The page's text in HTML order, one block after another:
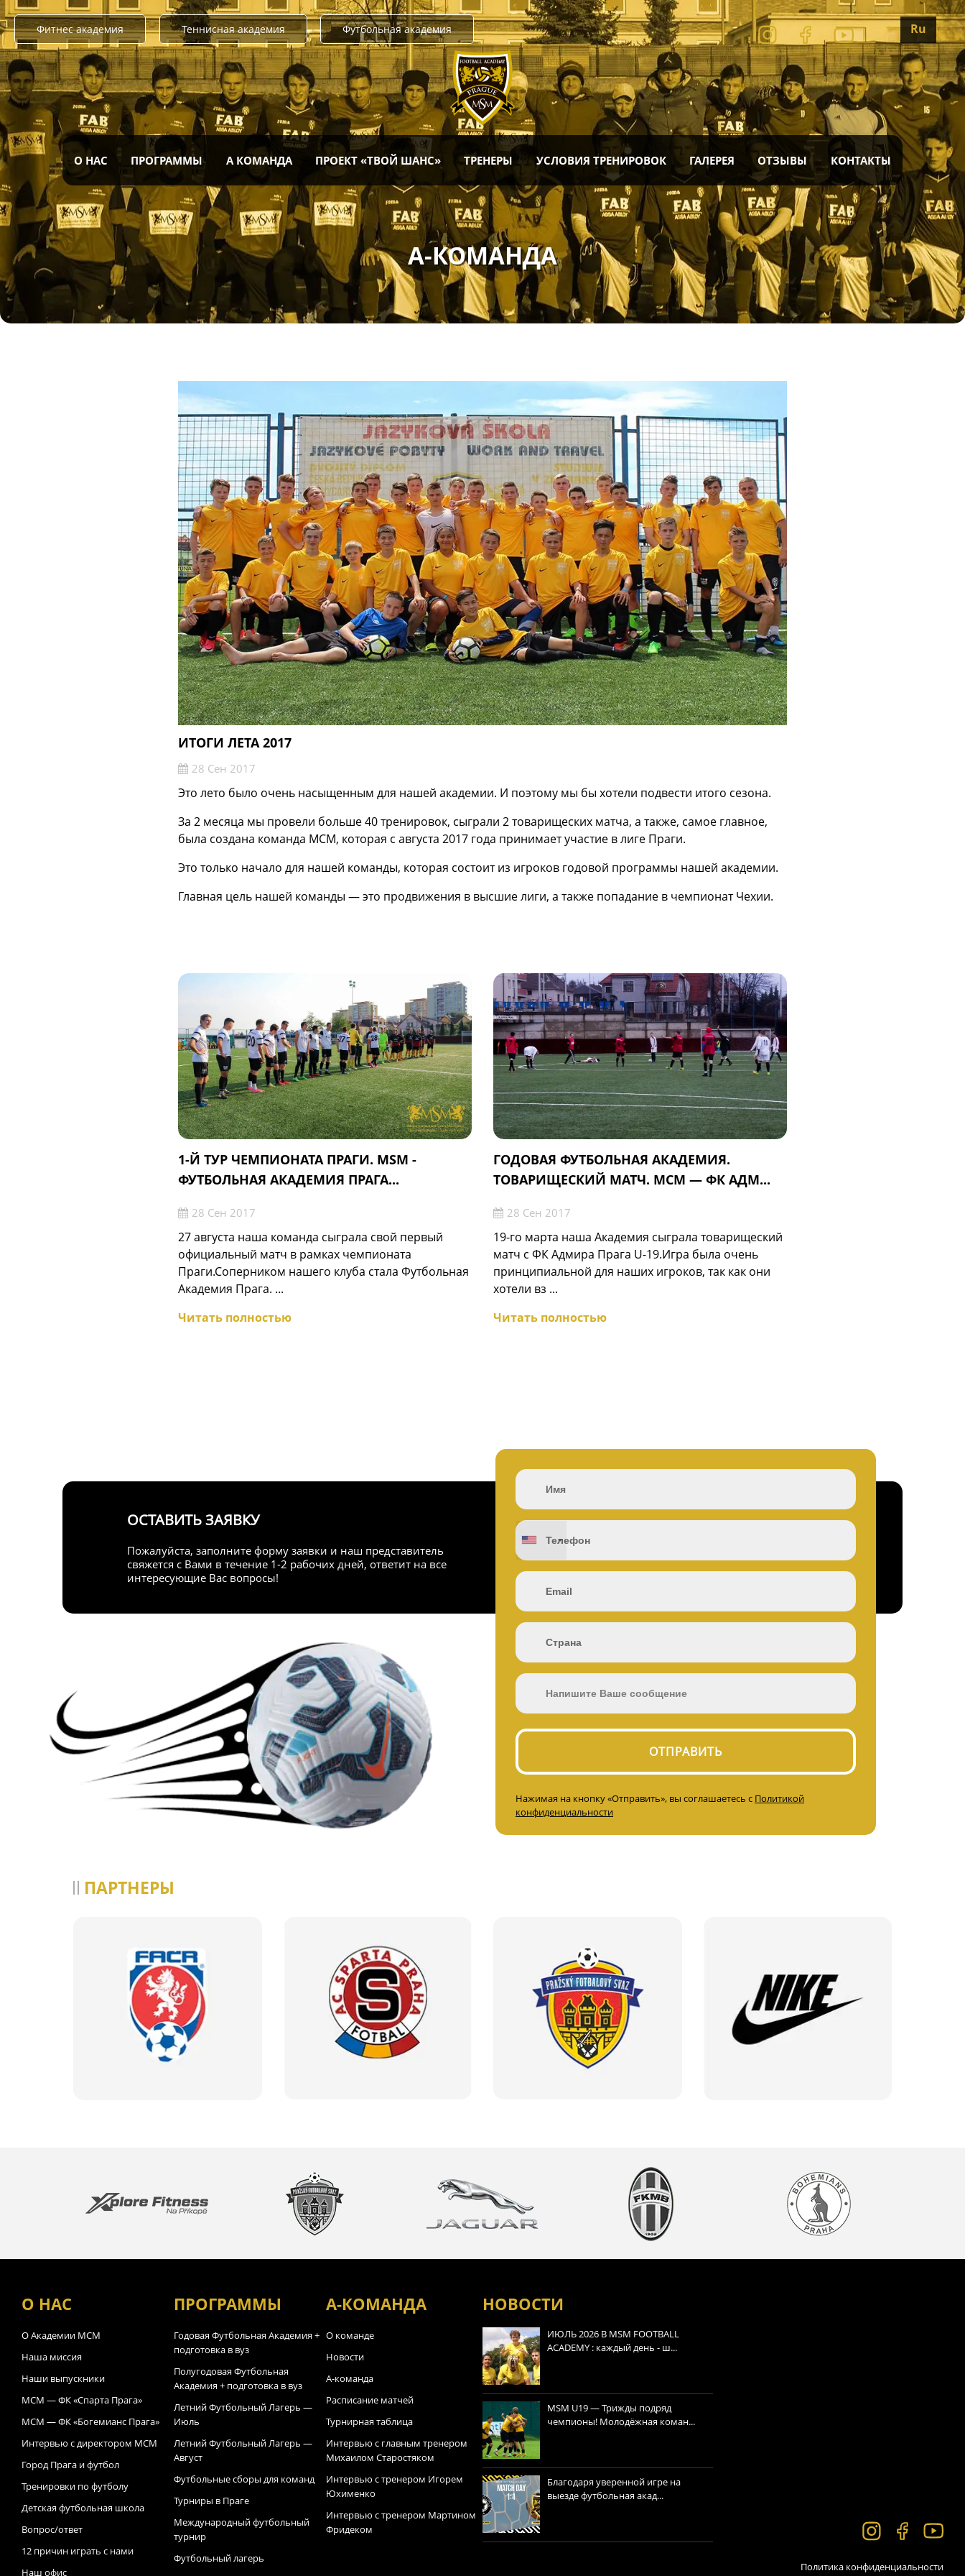
Фитнес академия Теннисная академия Футбольная академия Ru
А-КОМАНДА
О НАС ПРОГРАММЫ А КОМАНДА ПРОЕКТ «ТВОЙ ШАНС» ТРЕНЕРЫ УСЛОВИЯ ТРЕНИРОВОК ГАЛЕРЕЯ ОТЗЫВЫ КОНТАКТЫ
ИТОГИ ЛЕТА 2017
28 Сен 2017
Это лето было очень насыщенным для нашей академии. И поэтому мы бы хотели подвести итого сезона.
За 2 месяца мы провели больше 40 тренировок, сыграли 2 товарищеских матча, а также, самое главное,
была создана команда МСМ, которая с августа 2017 года принимает участие в лиге Праги.
Это только начало для нашей команды, которая состоит из игроков годовой программы нашей академии.
Главная цель нашей команды — это продвижения в высшие лиги, а также попадание в чемпионат Чехии.
1-Й ТУР ЧЕМПИОНАТА ПРАГИ. МSM -
ФУТБОЛЬНАЯ АКАДЕМИЯ ПРАГА...
28 Сен 2017
27 августа наша команда сыграла свой первый
официальный матч в рамках чемпионата
Праги.Соперником нашего клуба стала Футбольная
Академия Прага. ...
Читать полностью
ГОДОВАЯ ФУТБОЛЬНАЯ АКАДЕМИЯ.
ТОВАРИЩЕСКИЙ МАТЧ. МСМ — ФК АДМ...
28 Сен 2017
19-го марта наша Академия сыграла товарищеский
матч с ФК Адмира Прага U-19.Игра была очень
принципиальной для наших игроков, так как они
хотели вз ...
Читать полностью
ОСТАВИТЬ ЗАЯВКУ
Пожалуйста, заполните форму заявки и наш представитель
свяжется с Вами в течение 1-2 рабочих дней, ответит на все
интересующие Вас вопросы!
Нажимая на кнопку «Отправить», вы соглашаетесь с Политикой
конфиденциальности
ПАРТНЕРЫ
О НАС
О Академии МСМ
Наша миссия
Наши выпускники
МСМ — ФК «Спарта Прага»
МСМ — ФК «Богемианс Прага»
Интервью с директором МСМ
Город Прага и футбол
Тренировки по футболу
Детская футбольная школа
Вопрос/ответ
12 причин играть с нами
Наш офис
ПРОГРАММЫ
Годовая Футбольная Академия +
подготовка в вуз
Полугодовая Футбольная
Академия + подготовка в вуз
Летний Футбольный Лагерь —
Июль
Летний Футбольный Лагерь —
Август
Футбольные сборы для команд
Турниры в Праге
Международный футбольный
турнир
Футбольный лагерь
А-КОМАНДА
О команде
Новости
А-команда
Расписание матчей
Турнирная таблица
Интервью с главным тренером
Михаилом Старостяком
Интервью с тренером Игорем
Юхименко
Интервью с тренером Мартином
Фридеком
НОВОСТИ
ИЮЛЬ 2026 В MSM FOOTBALL
ACADEMY : каждый день - ш...
MSM U19 — Трижды подряд
чемпионы! Молодёжная коман...
Благодаря уверенной игре на
выезде футбольная акад...
Политика конфиденциальности